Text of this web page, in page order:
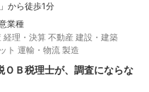
から徒歩1分
業種
経理・決算 不動産 建設・建築
ト 運輸・物流 製造
ＯＢ税理士が、調査にならな